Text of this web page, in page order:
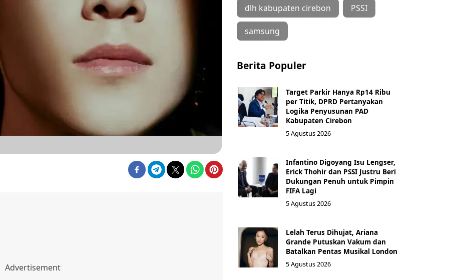
dlh kabupaten cirebon PSSI
samsung
Berita Populer
Target Parkir Hanya Rp14 Ribu
per Titik, DPRD Pertanyakan
Logika Penyusunan PAD
Kabupaten Cirebon
5 Agustus 2026
Infantino Digoyang Isu Lengser,
Erick Thohir dan PSSI Justru Beri
Dukungan Penuh untuk Pimpin
FIFA Lagi
5 Agustus 2026
Lelah Terus Dihujat, Ariana
Grande Putuskan Vakum dan
Batalkan Pentas Musikal London
5 Agustus 2026